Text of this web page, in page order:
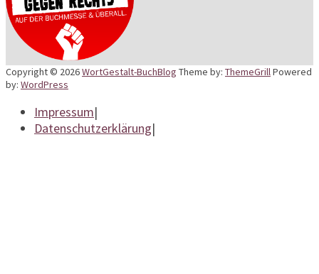
Copyright © 2026WortGestalt-BuchBlog Theme by: ThemeGrillPowered
by: WordPress
Impressum|
Datenschutzerklärung|